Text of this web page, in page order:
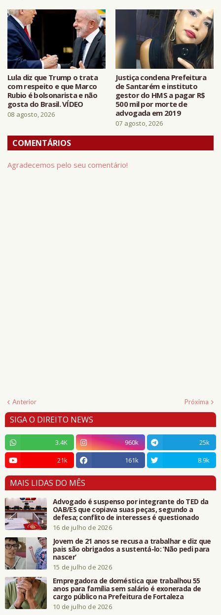
Lula diz que Trump o trata
com respeito e que Marco
Rubio é bolsonarista e não
gosta do Brasil. VÍDEO
08 agosto, 2026
Justiça condena Prefeitura
de Santarém e instituto
gestor do HMS a pagar R$
500 mil por morte de
advogada em 2019
07 agosto, 2026
COMENTÁRIOS
Agradecemos pelo seu comentário!
Anterior Próxima
SIGA O DIREITO NEWS
3.4K 960k
25k
21k
161k 8.9k
MAIS LIDAS DO MÊS
Advogado é suspenso por integrante do TED da
OAB/ES que copiava suas peças, segundo a
defesa; conflito de interesses é questionado
16 de julho de 2026
Jovem de 21 anos se recusa a trabalhar e diz que
pais são obrigados a sustentá-lo: ‘Não pedi para
nascer’
15 de julho de 2026
Empregadora de doméstica que trabalhou 55
anos para família sem salário é exonerada de
cargo público na Prefeitura de Fortaleza
10 de julho de 2026